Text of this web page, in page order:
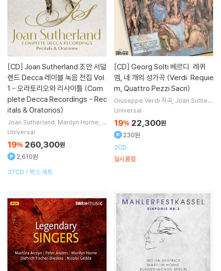
[CD] Joan Sutherland 조안 서덜
랜드 Decca 레이블 녹음 전집 Vol.
1 - 오라토리오와 리사이틀 (Com
plete Decca Recordings - Rec
itals & Oratorios)
Joan Sutherland Marilyn Horne L
uciano Pavarotti
Universal
19% 260,300원
2,610원
37CD / 박스 세트
[CD] Georg Solti 베르디: 레퀴
엠, 네 개의 성가곡 (Verdi: Requie
m, Quattro Pezzi Sacri)
Giuseppe Verdi 작곡 Joan Sutherl
and Marilyn Horne
Universal
19% 22,300원
230원
2CD
일시품절